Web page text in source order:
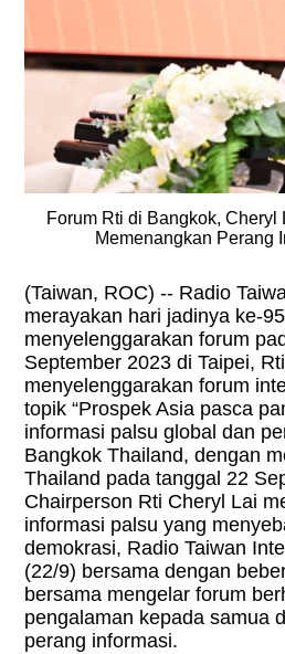
Forum Rti di Bangkok, Cheryl
Memenangkan Perang
(Taiwan, ROC) -- Radio
merayakan hari jadinya ke-
menyelenggarakan forum
September 2023 di Taipei,
menyelenggarakan forum
topik “Prospek Asia pasca
informasi palsu global dan
Bangkok Thailand, dengan
Thailand pada tanggal 22
Chairperson Rti Cheryl Lai
informasi palsu yang
demokrasi, Radio Taiwan
(22/9) bersama dengan
bersama mengelar forum
pengalaman kepada samua
perang informasi.